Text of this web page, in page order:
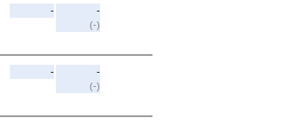
-
-
(-)
-
-
(-)